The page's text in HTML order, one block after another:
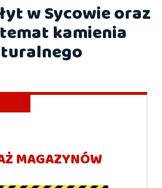
w Sycowie oraz
kamienia
MAGAZYNÓW